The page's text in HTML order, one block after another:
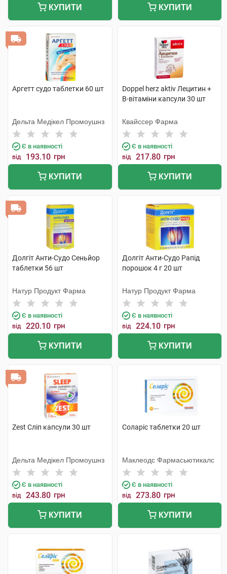
КУПИТИ КУПИТИ
Аргетт судо таблетки 60 шт
Дельта Медікел Промоушнз
Є в наявності
від 193.10 грн
КУПИТИ
Doppel herz aktiv Лецитин +
B-вітаміни капсули 30 шт
Квайссер Фарма
Є в наявності
від 217.80 грн
КУПИТИ
Долгіт Анти-Судо Сеньйор
таблетки 56 шт
Натур Продукт Фарма
Є в наявності
від 220.10 грн
КУПИТИ
Долгіт Анти-Судо Рапід
порошок 4 г 20 шт
Натур Продукт Фарма
Є в наявності
від 224.10 грн
КУПИТИ
Zest Сліп капсули 30 шт
Дельта Медікел Промоушнз
Є в наявності
від 243.80 грн
КУПИТИ
Соларіс таблетки 20 шт
Маклеодс Фармасьютикалс
Є в наявності
від 273.80 грн
КУПИТИ